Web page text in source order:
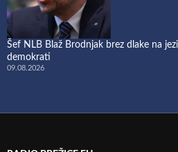
Šef NLB Blaž Brodnjak brez dlake na
demokrati
09.08.2026